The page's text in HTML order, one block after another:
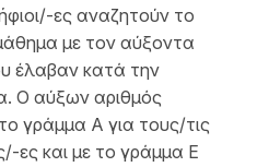
ες αναζητούν το
με τον αύξοντα
έλαβαν κατά την
Ο αύξων αριθμός
γράμμα Α για τους/τις
ες και με το γράμμα Ε